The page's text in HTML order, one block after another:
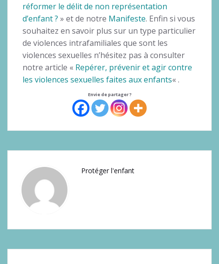
réformer le délit de non représentation
d’enfant ? » et de notre Manifeste. Enfin si vous
souhaitez en savoir plus sur un type particulier
de violences intrafamiliales que sont les
violences sexuelles n’hésitez pas à consulter
notre article « Repérer, prévenir et agir contre
les violences sexuelles faites aux enfants« .
Envie de partager ?
Protéger l'enfant